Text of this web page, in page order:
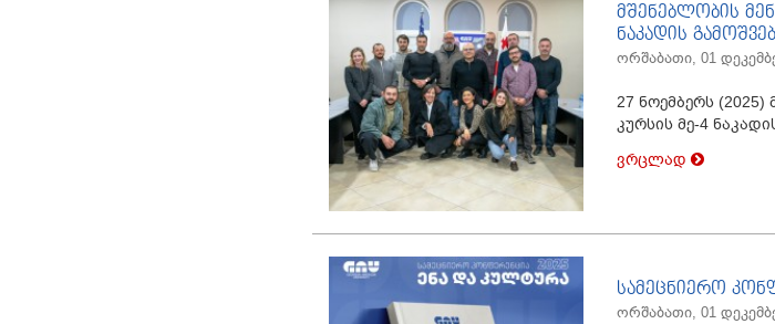
მშენებლობის
ნაკადის
ორშაბათი, 01
27 ნოემბერს (2025)
კურსის მე-4
ვრცლად
სამეცნიერო
ორშაბათი, 01